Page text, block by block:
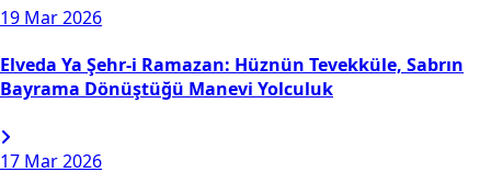
19 Mar 2026
Elveda Ya Şehr-i Ramazan: Hüznün Tevekküle, Sabrın
Bayrama Dönüştüğü Manevi Yolculuk
17 Mar 2026